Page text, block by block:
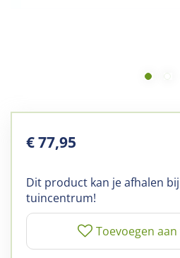
€77,95
Dit product kan je afhalen
tuincentrum!